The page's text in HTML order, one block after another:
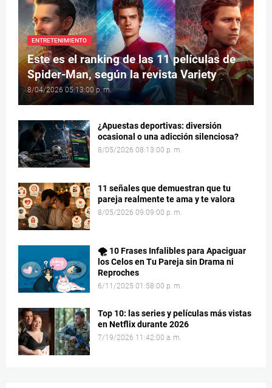
ENTRETENIMIENTO
Este es el ranking de las 11 películas de
Spider-Man, según la revista Variety
8/04/2026 05:13:00 p. m.
¿Apuestas deportivas: diversión
ocasional o una adicción silenciosa?
8/05/2026 08:13:00 p. m.
11 señales que demuestran que tu
pareja realmente te ama y te valora
8/05/2026 09:09:00 p. m.
🌪️ 10 Frases Infalibles para Apaciguar
los Celos en Tu Pareja sin Drama ni
Reproches
6/11/2025 01:58:00 p. m.
Top 10: las series y películas más vistas
en Netflix durante 2026
7/19/2026 11:42:00 a. m.